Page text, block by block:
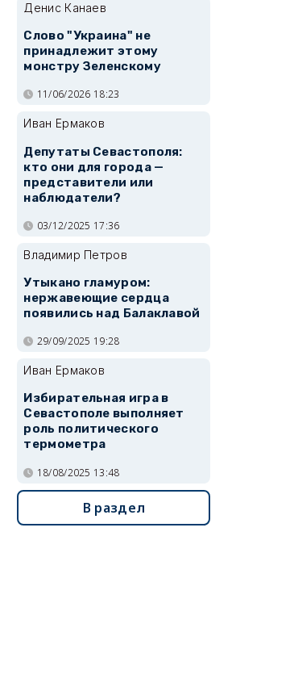
Денис Канаев
Слово "Украина" не
принадлежит этому
монстру Зеленскому
11/06/2026 18:23
Иван Ермаков
Депутаты Севастополя:
кто они для города —
представители или
наблюдатели?
03/12/2025 17:36
Владимир Петров
Утыкано гламуром:
нержавеющие сердца
появились над Балаклавой
29/09/2025 19:28
Иван Ермаков
Избирательная игра в
Севастополе выполняет
роль политического
термометра
18/08/2025 13:48
В раздел